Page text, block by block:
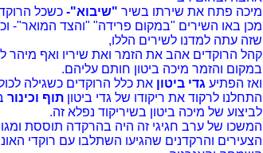
מיכה פתח את שירתו בשיר "שיבוא"- כשכל
מכן באו השירים "במקום פרידה" "והצד המואר"-
שזה עתה למדנו לשירים הללו,
קהל הרוקדים אהב את הזמר ואת שיריו ואף מיהר
במקום והזמר מיכה ביטון חותם עליהם.
ואז הפתיע גדי ביטון
התחלנו לרקוד את ריקודו של גדי ביטוןתוף וכינור
לביצוע של מיכה ביטון בשיריקוד נפלא זה.
המשכו של ערב חגיגי זה היה בהרקדה תוססת
הצעירים והרקדנים שהגיעו השתלבו עם רוקדי